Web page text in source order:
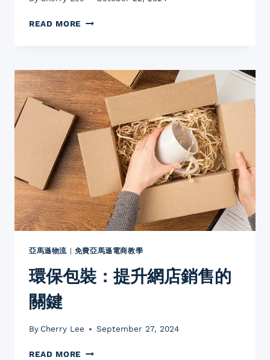
READ MORE ESG
包
裝
設
計
亞馬遜物流| 免費亞馬遜電商教學
環保包裝：提升網店銷售的
關鍵
By Cherry Lee September 27, 2024
READ MORE